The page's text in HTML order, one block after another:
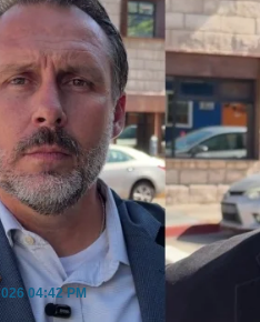
de Sonora y
04:42 PM